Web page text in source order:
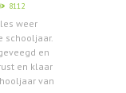
8112
weer
schooljaar.
en
en klaar
van